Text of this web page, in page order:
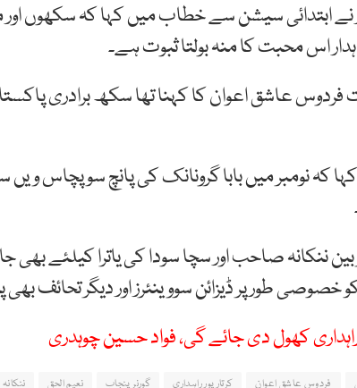
ابتدائی سیشن سے خطاب میں کہا کہ سکھوں
اس محبت کا منہ بولتا ثبوت ہے۔
فردوس عاشق اعوان کا کہنا تھا سکھ برادری
کہ نومبر میں بابا گرونانک کی پانچ سو پچاس ویں
ننکانہ صاحب اور سچا سودا کی یاترا کیلئے بھی
خصوصی طور پر ڈیزائن سووینئرز اور دیگر تحائف
راہداری کھول دی جائے گی، فواد حسین چوہدری
فردوس عاشق اعوان کرتارپور راہداری گورنر پنجاب نعیم الحق